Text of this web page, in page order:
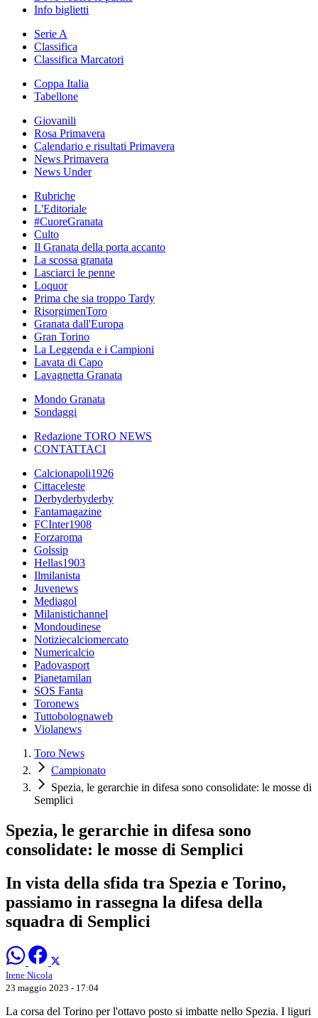
Info biglietti
Serie A
Classifica
Classifica Marcatori
Coppa Italia
Tabellone
Giovanili
Rosa Primavera
Calendario e risultati Primavera
News Primavera
News Under
Rubriche
L'Editoriale
#CuoreGranata
Culto
Il Granata della porta accanto
La scossa granata
Lasciarci le penne
Loquor
Prima che sia troppo Tardy
RisorgimenToro
Granata dall'Europa
Gran Torino
La Leggenda e i Campioni
Lavata di Capo
Lavagnetta Granata
Mondo Granata
Sondaggi
Redazione TORO NEWS
CONTATTACI
Calcionapoli1926
Cittaceleste
Derbyderbyderby
Fantamagazine
FCInter1908
Forzaroma
Golssip
Hellas1903
Ilmilanista
Juvenews
Mediagol
Milanistichannel
Mondoudinese
Notiziecalciomercato
Numericalcio
Padovasport
Pianetamilan
SOS Fanta
Toronews
Tuttobolognaweb
Violanews
Toro News
Campionato
Spezia, le gerarchie in difesa sono consolidate: le mosse di
Semplici
Spezia, le gerarchie in difesa sono
consolidate: le mosse di Semplici
In vista della sfida tra Spezia e Torino,
passiamo in rassegna la difesa della
squadra di Semplici
Irene Nicola
23 maggio 2023 - 17:04
La corsa del Torino per l'ottavo posto si imbatte nello Spezia. I liguri